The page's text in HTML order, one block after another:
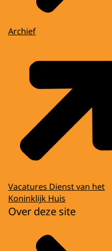
Archief
Vacatures Dienst van het
Koninklijk Huis
Over deze site